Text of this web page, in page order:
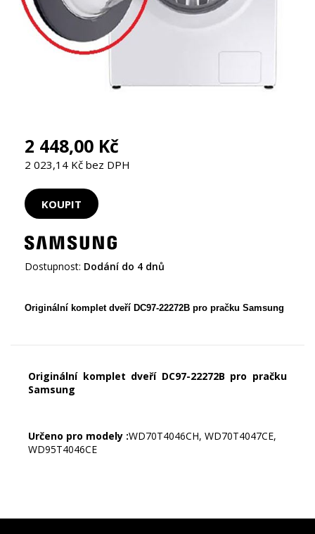
2 448,00 Kč
2 023,14 Kč bez DPH
Dostupnost: Dodání do 4 dnů
Originální komplet dveří DC97-22272B pro pračku Samsung
Originální komplet dveří DC97-22272B pro pračku
Samsung
Určeno pro modely :WD70T4046CH, WD70T4047CE,
WD95T4046CE